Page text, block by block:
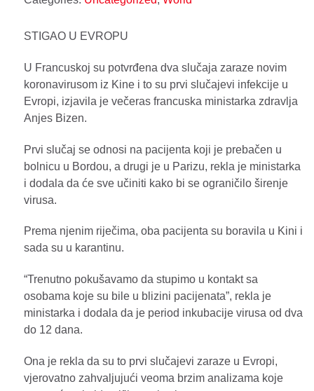
STIGAO U EVROPU
U Francuskoj su potvrđena dva slučaja zaraze novim
koronavirusom iz Kine i to su prvi slučajevi infekcije u
Evropi, izjavila je večeras francuska ministarka zdravlja
Anjes Bizen.
Prvi slučaj se odnosi na pacijenta koji je prebačen u
bolnicu u Bordou, a drugi je u Parizu, rekla je ministarka
i dodala da će sve učiniti kako bi se ograničilo širenje
virusa.
Prema njenim riječima, oba pacijenta su boravila u Kini i
sada su u karantinu.
“Trenutno pokušavamo da stupimo u kontakt sa
osobama koje su bile u blizini pacijenata”, rekla je
ministarka i dodala da je period inkubacije virusa od dva
do 12 dana.
Ona je rekla da su to prvi slučajevi zaraze u Evropi,
vjerovatno zahvaljujući veoma brzim analizama koje